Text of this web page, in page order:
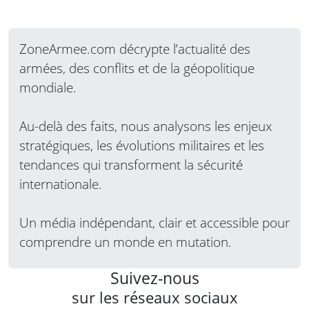
ZoneArmee.com décrypte l’actualité des
armées, des conflits et de la géopolitique
mondiale.
Au-delà des faits, nous analysons les enjeux
stratégiques, les évolutions militaires et les
tendances qui transforment la sécurité
internationale.
Un média indépendant, clair et accessible pour
comprendre un monde en mutation.
Suivez-nous
sur les réseaux sociaux